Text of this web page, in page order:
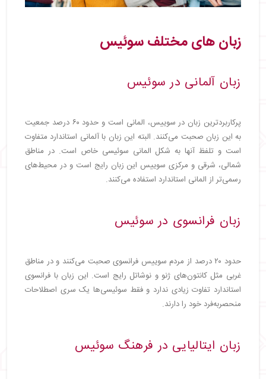
زبان های مختلف سوئیس
زبان آلمانی در سوئیس
پرکاربردترین زبان در سوییس، المانی است و حدود ۶۰ درصد جمعیت
به این زبان صحبت می‌کنند. البته این زبان با آلمانی استاندارد متفاوت
است و تلفظ آنها به شکل المانی سوئیسی خاص است. در مناطق
شمالی، شرقی و مرکزی سوییس این زبان رایج است و در محیط‌های
رسمی‌تر از المانی استاندارد استفاده می‌کنند.
زبان فرانسوی در سوئیس
حدود ۲۰ درصد از مردم سوییس فرانسوی صحبت می‌کنند و در مناطق
غربی مثل کانتون‌های ژنو و نوشاتل رایج است. این زبان با فرانسوی
استاندارد تفاوت زیادی ندارد و فقط سوئیسی‌ها یک سری اصطلاحات
منحصربه‌فرد خود را دارند.
زبان ایتالیایی در فرهنگ سوئیس